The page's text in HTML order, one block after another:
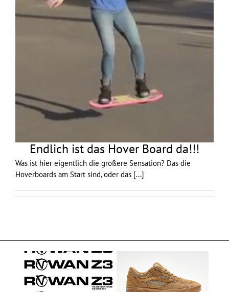
Endlich ist das Hover Board da!!!
Was ist hier eigentlich die größere Sensation? Das die
Hoverboards am Start sind, oder das [...]